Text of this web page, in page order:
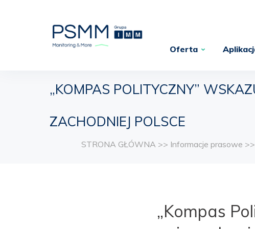
Oferta
„KOMPAS POLITYCZNY”
ZACHODNIEJ POLSCE
STRONA GŁÓWNA >> Informacje prasowe >>
„Kompas